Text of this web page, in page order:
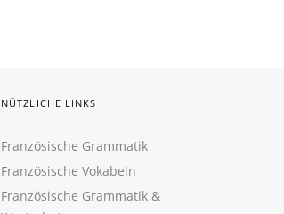
NÜTZLICHE LINKS
Französische Grammatik
Französische Vokabeln
Französische Grammatik &